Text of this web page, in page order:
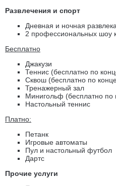
Развлечения и спорт
Дневная и ночная
2 профессиональных шоу
Бесплатно
Джакузи
Теннис (бесплатно по
Сквош (бесплатно по
Тренажерный зал
Минигольф (бесплатно по
Настольный теннис
Платно:
Петанк
Игровые автоматы
Пул и настольный футбол
Дартс
Прочие услуги